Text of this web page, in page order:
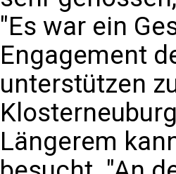
"Es war ein
Engagement
unterstützen
Längerem